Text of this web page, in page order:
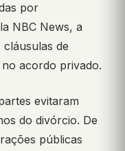
por
NBC News, a
de
acordo privado.
evitaram
do divórcio. De
públicas